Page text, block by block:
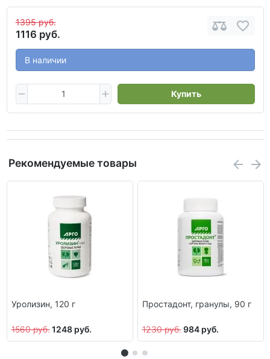
1395 руб.
1116 руб.
В наличии
Купить
Рекомендуемые товары
Уролизин, 120 г
1560 руб. 1248 руб.
Простадонт, гранулы, 90 г
1230 руб. 984 руб.